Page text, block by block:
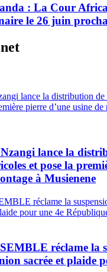
: La Cour
le 26 juin
lance la
et pose la
à Musienene
réclame la
sacrée et plaide